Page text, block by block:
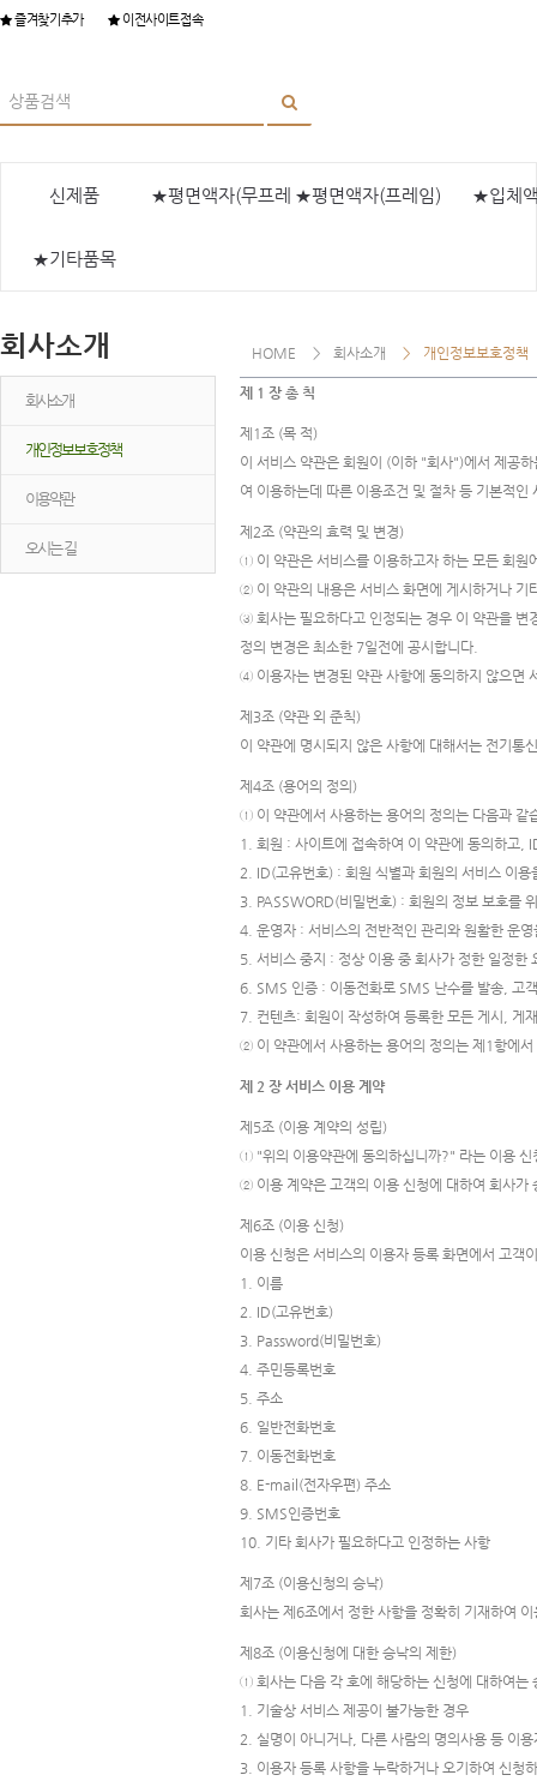
즐겨찾기추가 이전사이트접속
신제품 ★평면액자(무프레 ★평면액자(프레임) ★입체
★기타품목
회사소개
회사소개
개인정보보호정책
이용약관
오시는 길
HOME 회사소개 개인정보보호정책
제 1 장 총 칙
제1조 (목 적)
이 서비스 약관은 회원이 (이하 "회사")에서 제공
여 이용하는데 따른 이용조건 및 절차 등 기본적
제2조 (약관의 효력 및 변경)
① 이 약관은 서비스를 이용하고자 하는 모든 회원
② 이 약관의 내용은 서비스 화면에 게시하거나 기
③ 회사는 필요하다고 인정되는 경우 이 약관을 변
정의 변경은 최소한 7일전에 공시합니다.
④ 이용자는 변경된 약관 사항에 동의하지 않으면
제3조 (약관 외 준칙)
이 약관에 명시되지 않은 사항에 대해서는 전기통
제4조 (용어의 정의)
① 이 약관에서 사용하는 용어의 정의는 다음과 같
1. 회원 : 사이트에 접속하여 이 약관에 동의하고,
2. ID(고유번호) : 회원 식별과 회원의 서비스 이
3. PASSWORD(비밀번호) : 회원의 정보 보호를
4. 운영자 : 서비스의 전반적인 관리와 원활한 운
5. 서비스 중지 : 정상 이용 중 회사가 정한 일정한
6. SMS 인증 : 이동전화로 SMS 난수를 발송, 고
7. 컨텐츠: 회원이 작성하여 등록한 모든 게시, 게
② 이 약관에서 사용하는 용어의 정의는 제1항에
제 2 장 서비스 이용 계약
제5조 (이용 계약의 성립)
① "위의 이용약관에 동의하십니까?" 라는 이용
② 이용 계약은 고객의 이용 신청에 대하여 회사가
제6조 (이용 신청)
이용 신청은 서비스의 이용자 등록 화면에서 고객
1. 이름
2. ID(고유번호)
3. Password(비밀번호)
4. 주민등록번호
5. 주소
6. 일반전화번호
7. 이동전화번호
8. E-mail(전자우편) 주소
9. SMS인증번호
10. 기타 회사가 필요하다고 인정하는 사항
제7조 (이용신청의 승낙)
회사는 제6조에서 정한 사항을 정확히 기재하여
제8조 (이용신청에 대한 승낙의 제한)
① 회사는 다음 각 호에 해당하는 신청에 대하여는
1. 기술상 서비스 제공이 불가능한 경우
2. 실명이 아니거나, 다른 사람의 명의사용 등 이
3. 이용자 등록 사항을 누락하거나 오기하여 신청